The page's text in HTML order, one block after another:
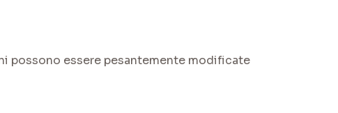
possono essere pesantemente modificate